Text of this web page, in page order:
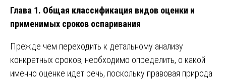
Глава 1. Общая классификация видов оценки и
применимых сроков оспаривания
Прежде чем переходить к детальному анализу
конкретных сроков, необходимо определить, о какой
именно оценке идет речь, поскольку правовая природа